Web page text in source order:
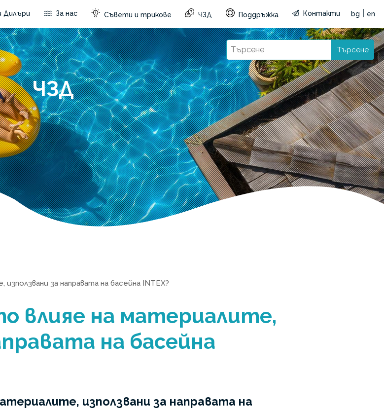
Дилъри За нас Съвети и трикове ЧЗД Поддръжка Контакти bg en
Търсене
ЧЗД
за направата на басейна INTEX?
влияе на материалите,
на басейна
използвани за направата на